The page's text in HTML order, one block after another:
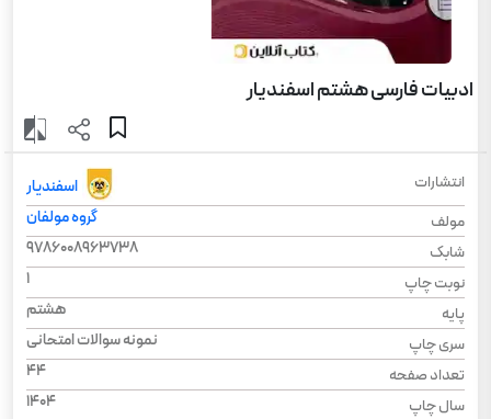
ادبیات فارسی هشتم اسفندیار
انتشارات
اسفندیار
مولف
گروه مولفان
شابک
9786008963738
نوبت چاپ
1
پایه
هشتم
سری چاپ
نمونه سوالات امتحانی
تعداد صفحه
44
سال چاپ
1404